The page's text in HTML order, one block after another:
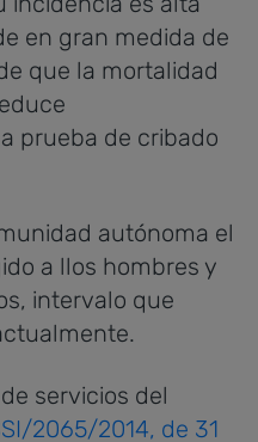
en gran medida de
que la mortalidad
prueba de cribado
autónoma el
a llos hombres y
intervalo que
servicios del
2065/2014, de 31